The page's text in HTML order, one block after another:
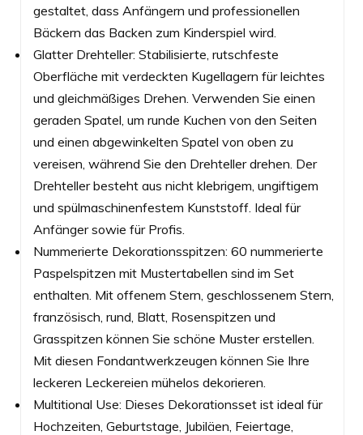
gestaltet, dass Anfängern und professionellen
Bäckern das Backen zum Kinderspiel wird.
Glatter Drehteller: Stabilisierte, rutschfeste
Oberfläche mit verdeckten Kugellagern für leichtes
und gleichmäßiges Drehen. Verwenden Sie einen
geraden Spatel, um runde Kuchen von den Seiten
und einen abgewinkelten Spatel von oben zu
vereisen, während Sie den Drehteller drehen. Der
Drehteller besteht aus nicht klebrigem, ungiftigem
und spülmaschinenfestem Kunststoff. Ideal für
Anfänger sowie für Profis.
Nummerierte Dekorationsspitzen: 60 nummerierte
Paspelspitzen mit Mustertabellen sind im Set
enthalten. Mit offenem Stern, geschlossenem Stern,
französisch, rund, Blatt, Rosenspitzen und
Grasspitzen können Sie schöne Muster erstellen.
Mit diesen Fondantwerkzeugen können Sie Ihre
leckeren Leckereien mühelos dekorieren.
Multitional Use: Dieses Dekorationsset ist ideal für
Hochzeiten, Geburtstage, Jubiläen, Feiertage,